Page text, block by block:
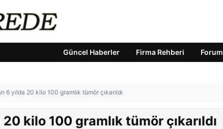
Güncel Haberler Firma Rehberi Forum
6 yılda 20 kilo 100 gramlık tümör çıkarıldı
kilo 100 gramlık tümör çıkarıldı